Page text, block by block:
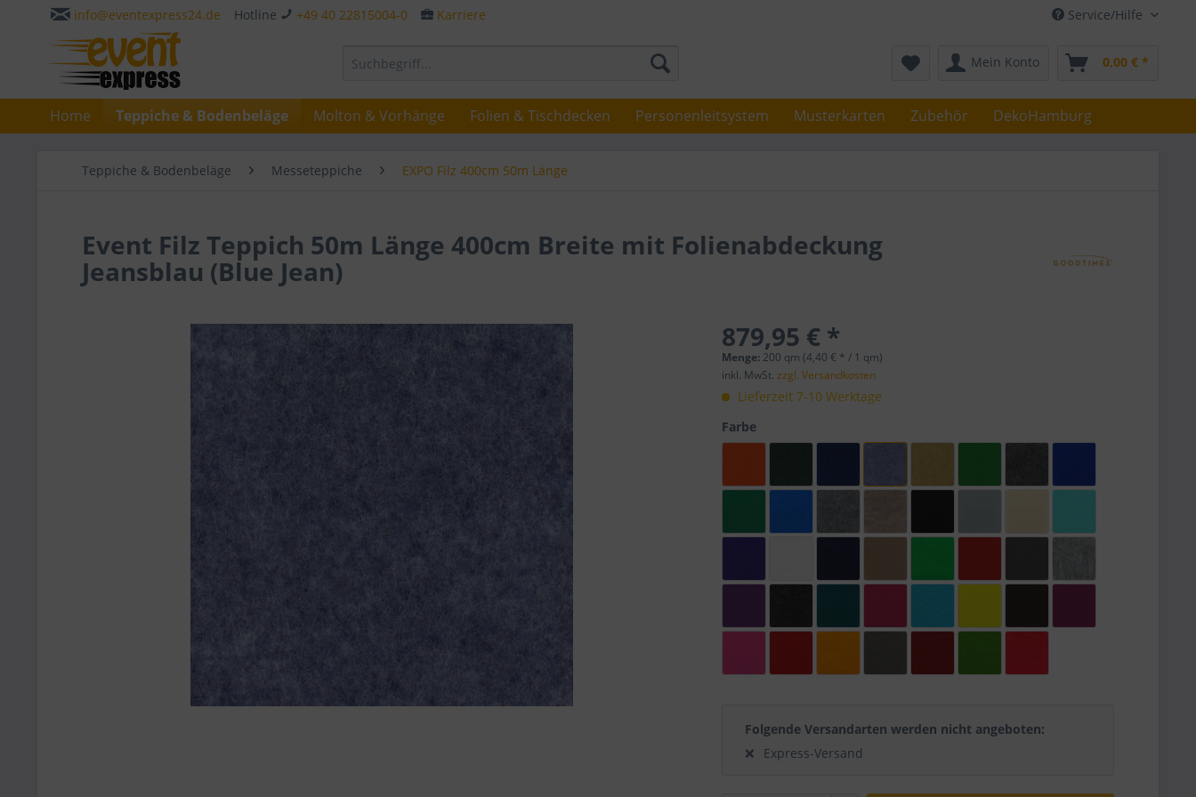
Service/Hilfe
info@eventexpress24.de Hotline +49 40 22815004-0 Karriere
Mein Konto 0,00 € *
Home Teppiche & Bodenbeläge Molton & Vorhänge Folien & Tischdecken Personenleitsystem Musterkarten Zubehör DekoHamburg
Teppiche & Bodenbeläge Messeteppiche EXPO Filz 400cm 50m Länge
Event Filz Teppich 50m Länge 400cm Breite mit Folienabdeckung
Jeansblau (Blue Jean)
879,95 € *
Menge: 200 qm (4,40 € * / 1 qm)
inkl. MwSt.zzgl. Versandkosten
Lieferzeit 7-10 Werktage
Farbe
Folgende Versandarten werden nicht angeboten:
Express-Versand